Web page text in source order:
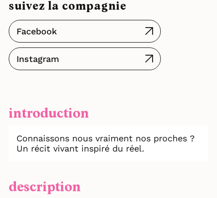
suivez la compagnie
Facebook
Instagram
introduction
Connaissons nous vraiment nos proches ?
Un récit vivant inspiré du réel.
description